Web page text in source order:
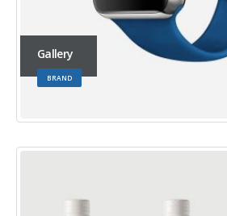
Gallery
BRAND